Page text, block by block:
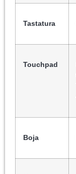
Tastatura
Touchpad
Boja